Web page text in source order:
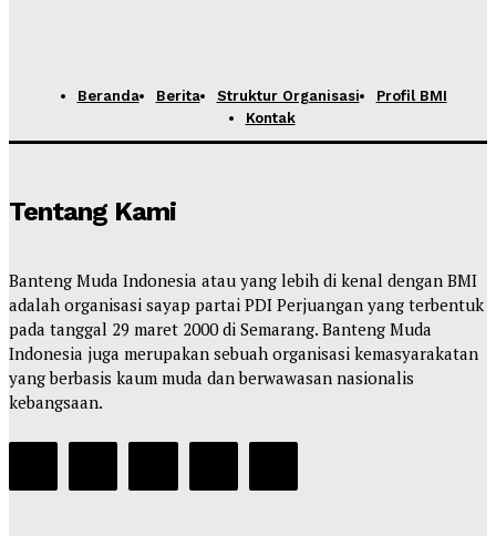
Beranda
Berita Struktur Organisasi
Profil BMI
Kontak
Tentang Kami
Banteng Muda Indonesia atau yang lebih di kenal dengan BMI
adalah organisasi sayap partai PDI Perjuangan yang terbentuk
pada tanggal 29 maret 2000 di Semarang. Banteng Muda
Indonesia juga merupakan sebuah organisasi kemasyarakatan
yang berbasis kaum muda dan berwawasan nasionalis
kebangsaan.